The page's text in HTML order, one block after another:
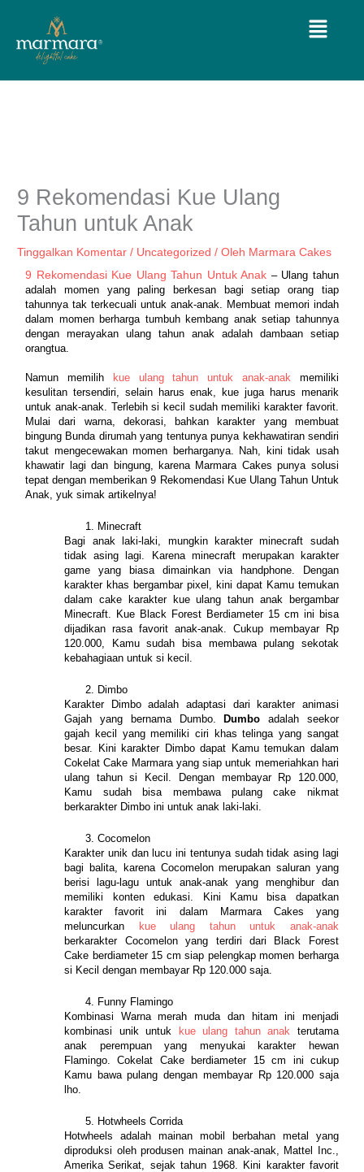
konten
Menu
9 Rekomendasi Kue Ulang
Tahun untuk Anak
Tinggalkan Komentar / Uncategorized / Oleh Marmara Cakes
9 Rekomendasi Kue Ulang Tahun Untuk Anak – Ulang tahun
adalah momen yang paling berkesan bagi setiap orang tiap
tahunnya tak terkecuali untuk anak-anak. Membuat memori indah
dalam momen berharga tumbuh kembang anak setiap tahunnya
dengan merayakan ulang tahun anak adalah dambaan setiap
orangtua.
Namun memilih kue ulang tahun untuk anak-anak memiliki
kesulitan tersendiri, selain harus enak, kue juga harus menarik
untuk anak-anak. Terlebih si kecil sudah memiliki karakter favorit.
Mulai dari warna, dekorasi, bahkan karakter yang membuat
bingung Bunda dirumah yang tentunya punya kekhawatiran sendiri
takut mengecewakan momen berharganya. Nah, kini tidak usah
khawatir lagi dan bingung, karena Marmara Cakes punya solusi
tepat dengan memberikan 9 Rekomendasi Kue Ulang Tahun Untuk
Anak, yuk simak artikelnya!
Minecraft
Bagi anak laki-laki, mungkin karakter minecraft sudah
tidak asing lagi. Karena minecraft merupakan karakter
game yang biasa dimainkan via handphone. Dengan
karakter khas bergambar pixel, kini dapat Kamu temukan
dalam cake karakter kue ulang tahun anak bergambar
Minecraft. Kue Black Forest Berdiameter 15 cm ini bisa
dijadikan rasa favorit anak-anak. Cukup membayar Rp
120.000, Kamu sudah bisa membawa pulang sekotak
kebahagiaan untuk si kecil.
Dimbo
Karakter Dimbo adalah adaptasi dari karakter animasi
Gajah yang bernama Dumbo.
Dumbo adalah seekor
gajah kecil yang memiliki ciri khas telinga yang sangat
besar. Kini karakter Dimbo dapat Kamu temukan dalam
Cokelat Cake Marmara yang siap untuk memeriahkan hari
ulang tahun si Kecil. Dengan membayar Rp 120.000,
Kamu sudah bisa membawa pulang cake nikmat
berkarakter Dimbo ini untuk anak laki-laki.
Cocomelon
Karakter unik dan lucu ini tentunya sudah tidak asing lagi
bagi balita, karena Cocomelon merupakan saluran yang
berisi lagu-lagu untuk anak-anak yang menghibur dan
memiliki konten edukasi. Kini Kamu bisa dapatkan
karakter favorit ini dalam Marmara Cakes yang
meluncurkan
berkarakter Cocomelon yang terdiri dari Black Forest
Cake berdiameter 15 cm siap pelengkap momen berharga
si Kecil dengan membayar Rp 120.000 saja.
Funny Flamingo
Kombinasi Warna merah muda dan hitam ini menjadi
kombinasi unik untuk
kue ulang tahun anak terutama
anak perempuan yang menyukai karakter hewan
Flamingo. Cokelat Cake berdiameter 15 cm ini cukup
Kamu bawa pulang dengan membayar Rp 120.000 saja
lho.
Hotwheels Corrida
Hotwheels adalah mainan mobil berbahan metal yang
diproduksi oleh produsen mainan anak-anak, Mattel Inc.,
Amerika Serikat, sejak tahun 1968. Kini karakter favorit